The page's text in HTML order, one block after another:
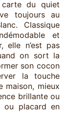
du quiet
toujours au
Classique
et
elle n’est pas
on sort la
son cocon
la touche
maison, mieux
brillante ou
ou placard en